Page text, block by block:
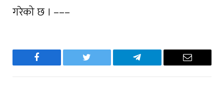
गरेको छ । –––
Facebook Twitter Telegram Email